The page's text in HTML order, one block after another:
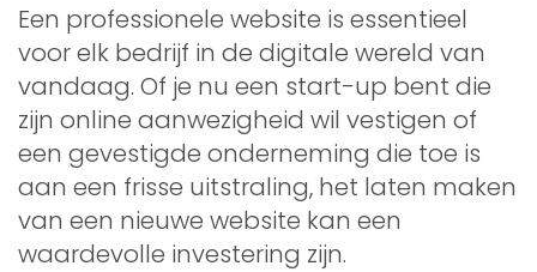
Een professionele website is essentieel
voor elk bedrijf in de digitale wereld van
vandaag. Of je nu een start-up bent die
zijn online aanwezigheid wil vestigen of
een gevestigde onderneming die toe is
aan een frisse uitstraling, het laten maken
van een nieuwe website kan een
waardevolle investering zijn.